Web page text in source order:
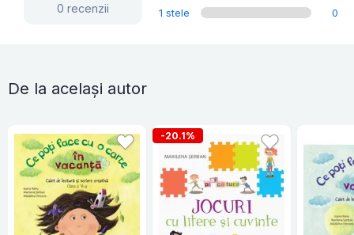
0 recenzii
1 stele
0
De la același autor
-20.1%